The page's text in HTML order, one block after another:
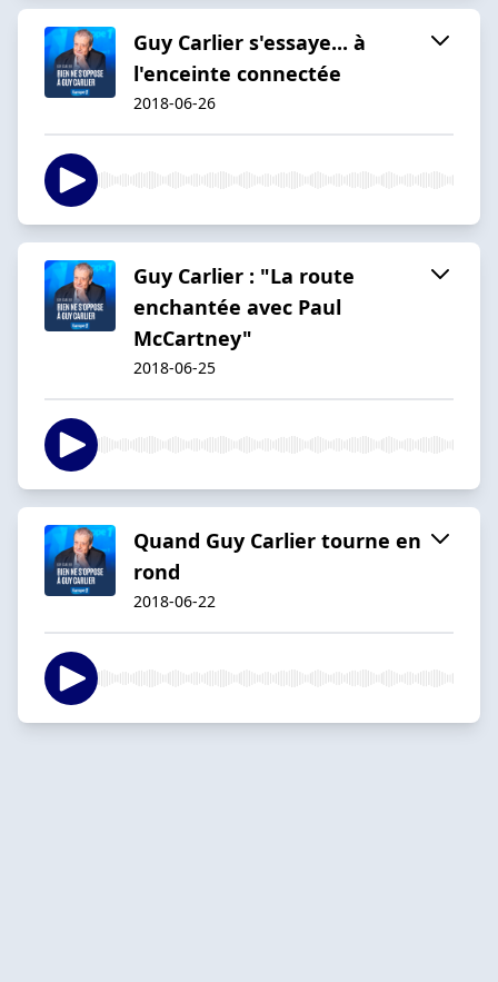
Guy Carlier s'essaye... à
l'enceinte connectée
2018-06-26
Guy Carlier : "La route
enchantée avec Paul
McCartney"
2018-06-25
Quand Guy Carlier tourne en
rond
2018-06-22